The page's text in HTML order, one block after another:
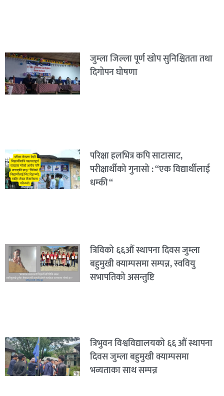
जुम्ला जिल्ला पूर्ण खोप सुनिश्चितता तथा
दिगोपन घोषणा
परिक्षा हलभित्र कपि साटासाट,
परीक्षार्थीको गुनासो : “एक विद्यार्थीलाई
धम्की “
त्रिविको ६६औं स्थापना दिवस जुम्ला
बहुमुखी क्याम्पसमा सम्पन्न, स्ववियु
सभापतिको असन्तुष्टि
त्रिभुवन विश्वविद्यालयको ६६ औं स्थापना
दिवस जुम्ला बहुमुखी क्याम्पसमा
भव्यताका साथ सम्पन्न